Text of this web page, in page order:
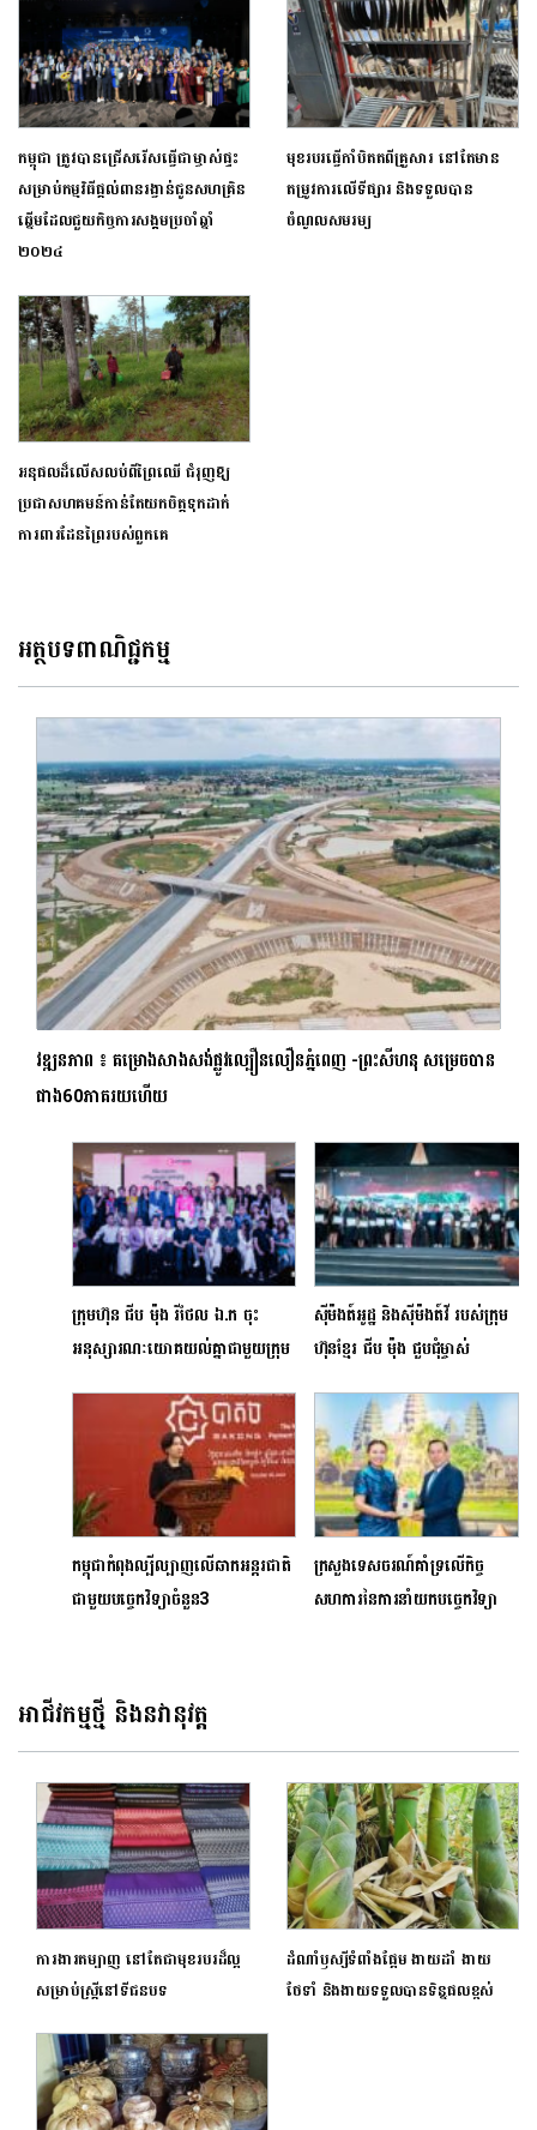
កម្ពុជា ​​ត្រូ​វបានជ្រើសរើស​ធ្វើជាម្ចាស់ផ្ទះ​​​
សម្រាប់កម្មវិធីផ្ដល់​ពានរង្វាន់ជូន​​សហគ្រិន​
ឆ្នើម​ដែល​ជួយកិច្ច​ការ​សង្គម​ប្រចាំឆ្នាំ​
២០២៤
មុខរបរធ្វើកាំបិតតពីគ្រួសារ នៅតែមាន
តម្រូវការលើទីផ្សារ និងទទួលបាន
ចំណូលសមរម្យ
អនុផលដ៏លើសលប់ពីព្រៃឈើ ជំរុញឱ្យ
ប្រជាសហគមន៍កាន់តែយកចិត្តទុកដាក់
ការពារ​ដែនព្រៃ​របស់ពួកគេ
អត្ថបទពាណិជ្ជកម្ម
វឌ្ឍនភាព ៖ គម្រោងសាងសង់ផ្លូវល្បឿនលឿនភ្នំពេញ -ព្រះសីហនុ សម្រេចបាន
ជាង60ភាគរយហើយ
ក្រុមហ៊ុន ជីប ម៉ុង រីថែល ឯ.ក ចុះ
អនុស្សារណៈយោគយល់គ្នាជាមួយក្រុម
ស៊ីម៉ង​ត៍អូដ្ឋ និងស៊ីម៉ងត៍​វី ​របស់ក្រុម
ហ៊ុនខ្មែរ ជីប ម៉ុង ជួបជុំ​ម្ចាស់
និង​បង្កើតការ​ភ្ញាក់​ផ្អើល​ដល់​អ្នក​ប្រើ​
ប្រាស់​
កម្ពុជាកំពុងល្បីល្បាញលើឆាកអន្តរជាតិ
ជាមួយបច្ចេកវិទ្យាចំនួន3
ក្រសួងទេសចរណ៍គាំទ្រលើកិច្ច
សហការនៃការនាំយកបច្ចេកវិទ្យា
អាជីវកម្មថ្មី និងនវានុវត្ត
ការងារតម្បាញ នៅតែជាមុខរបរដ៏ល្អ
សម្រាប់ស្ត្រីនៅទីជនបទ
ដំណាំឫស្សីទំពាំងផ្អែម ងាយដាំ ងាយ
ថែទាំ និងងាយទទួលបានទិន្នផលខ្ពស់